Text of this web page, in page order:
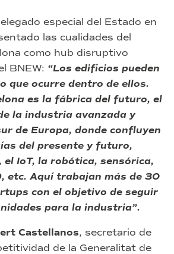
especial del Estado en
las cualidades del
como hub disruptivo
BNEW: “Los edificios pueden
que ocurre dentro de ellos.
es la fábrica del futuro, el
la industria avanzada y
de Europa, donde confluyen
del presente y futuro,
el IoT, la robótica, sensórica,
etc. Aquí trabajan más de 30
con el objetivo de seguir
para la industria”.
Castellanos, secretario de
de la Generalitat de